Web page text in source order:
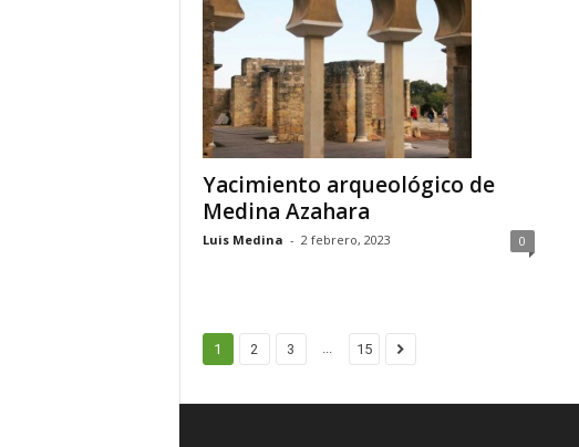
Yacimiento arqueológico de
Medina Azahara
Luis Medina - 2 febrero, 2023 0
1 2 3 ... 15